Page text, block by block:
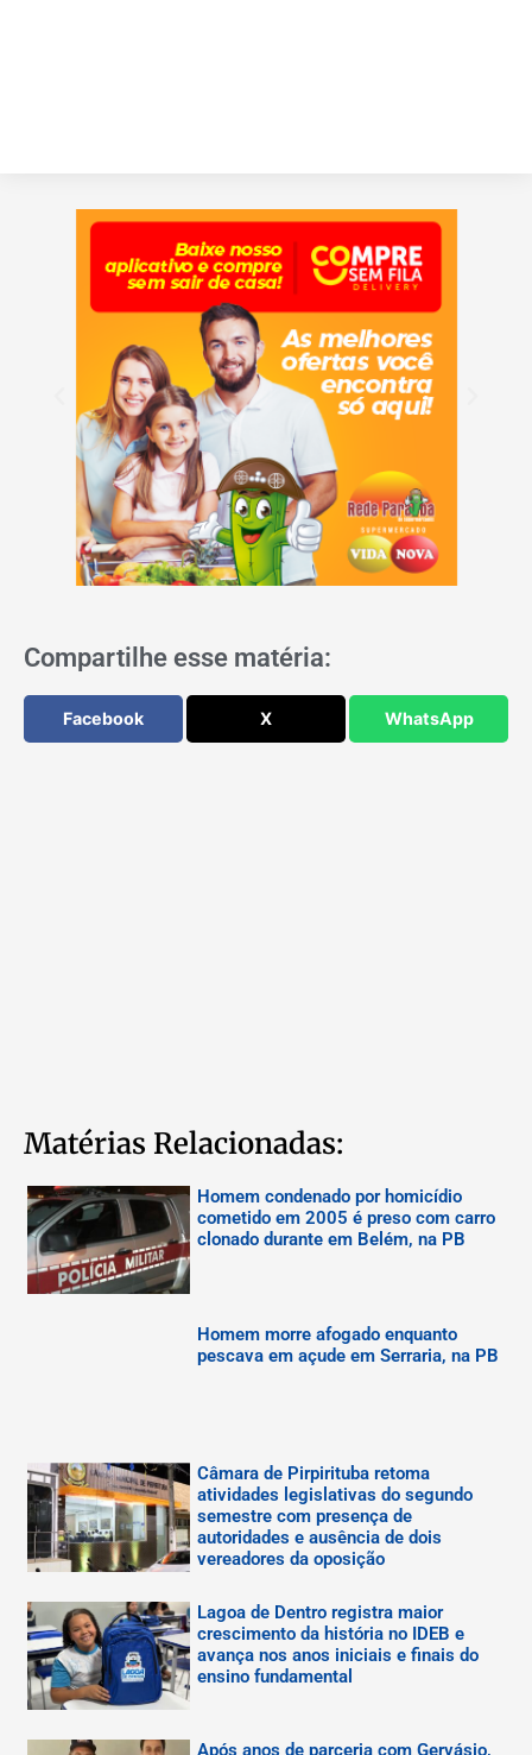
Compartilhe esse matéria:
Facebook X WhatsApp
Matérias Relacionadas:
Homem condenado por homicídio
cometido em 2005 é preso com carro
clonado durante em Belém, na PB
Homem morre afogado enquanto
pescava em açude em Serraria, na PB
Câmara de Pirpirituba retoma
atividades legislativas do segundo
semestre com presença de
autoridades e ausência de dois
vereadores da oposição
Lagoa de Dentro registra maior
crescimento da história no IDEB e
avança nos anos iniciais e finais do
ensino fundamental
Após anos de parceria com Gervásio,